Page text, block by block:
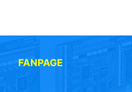
FANPAGE